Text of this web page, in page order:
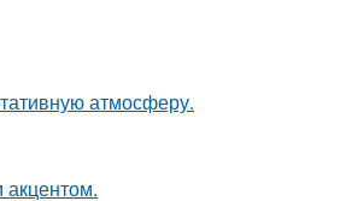
атмосферу.
акцентом.